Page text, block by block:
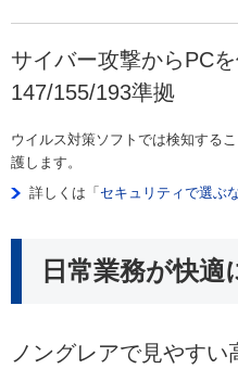
サイバー攻撃からPC
147/155/193準拠
ウイルス対策ソフトでは検知する
護します。
詳しくは「セキュリティで選ぶ
日常業務が快適
ノングレアで見やす